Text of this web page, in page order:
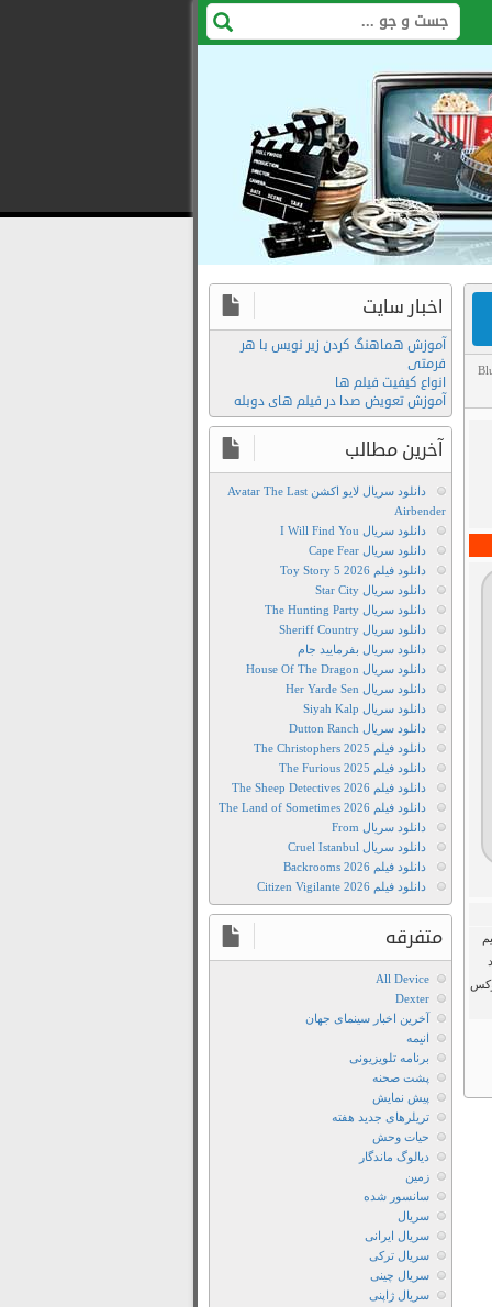
کیم
Film2Movie
دانلود
رایگان
فیلم
The
Moon
Thieves
2024
دانلود
رایگان
فیلم
دزدان
ماه
2024
دانلود
فیلم
The
Moon
Thieves
2024
دانلود
فیلم
The
Moon
Thieves
2024
دوبله
فارسی
دانلود
فیلم
The
Moon
Thieves
2024
اخبار سایت
آموزش هماهنگ کردن زیر نویس با هر
فرمتی
انواع کیفیت فیلم ها
آموزش تعویض صدا در فیلم های دوبله
آخرین مطالب
دانلود سریال لایو اکشن Avatar The Last
Airbender
دانلود سریال I Will Find You
دانلود سریال Cape Fear
دانلود فیلم Toy Story 5 2026
دانلود سریال Star City
دانلود سریال The Hunting Party
دانلود سریال Sheriff Country
دانلود سریال بفرمایید جام
دانلود سریال House Of The Dragon
دانلود سریال Her Yarde Sen
دانلود سریال Siyah Kalp
دانلود سریال Dutton Ranch
دانلود فیلم The Christophers 2025
دانلود فیلم The Furious 2025
دانلود فیلم The Sheep Detectives 2026
دانلود فیلم The Land of Sometimes 2026
دانلود سریال From
دانلود سریال Cruel Istanbul
دانلود فیلم Backrooms 2026
دانلود فیلم Citizen Vigilante 2026
متفرقه
All Device
Dexter
آخرین اخبار سینمای جهان
انیمه
برنامه تلویزیونی
پشت صحنه
پیش نمایش
تریلرهای جدید هفته
حیات وحش
دیالوگ ماندگار
زمین
سانسور شده
سریال
سریال ایرانی
سریال ترکی
سریال چینی
سریال ژاپنی